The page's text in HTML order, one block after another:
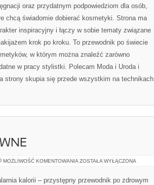
oraz przydatnym podpowiedziom dla osób,
chcą świadomie dobierać kosmetyki. Strona ma
inspiracyjny i łączy w sobie tematy związane
krok po kroku. To przewodnik po świecie
w którym można znaleźć zarówno
w pracy stylistki. Polecam Moda i Uroda i
strony skupia się przede wszystkim na technikach
MOŻLIWOŚĆ KOMENTOWANIA METODY
ZOSTAŁA WYŁĄCZONA
kalorii – przystępny przewodnik po zdrowym